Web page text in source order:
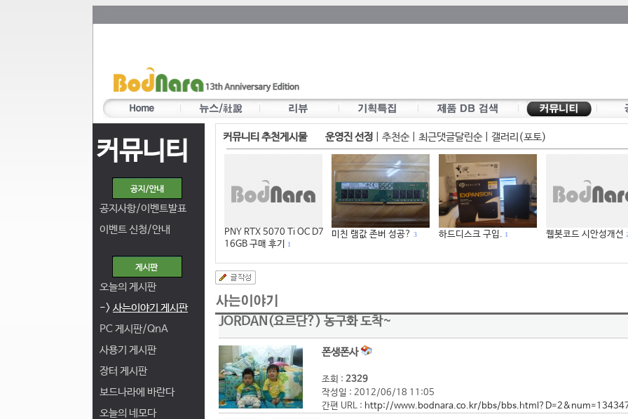
커뮤니티
공지사항/이벤트발표
이벤트 신청/안내
오늘의 게시판
-> 사는이야기 게시판
PC 게시판/QnA
사용기 게시판
장터 게시판
보드나라에 바란다
오늘의 네모다
커뮤니티 추천게시물 운영진 선정 추천순| 최근댓글달린순| 갤러리(포토)
PNY RTX 5070 Ti OC D7
16GB 구매 후기
1
미친 램값 존버 성공? 3 하드디스크 구입. 1 웹봇코드 시안성개선 2
JORDAN(요르단?) 농구화 도착~
폰생폰사
조회 : 2329
작성일 : 2012/06/18 11:05
간편 URL : http://www.bodnara.co.kr/bbs/